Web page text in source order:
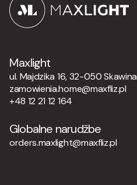
Maxlight
ul. Majdzika 16, 32-050 Skawina
zamowienia.home@maxfliz.pl
+48 12 21 12 164
Globalne narudžbe
orders.maxlight@maxfliz.pl